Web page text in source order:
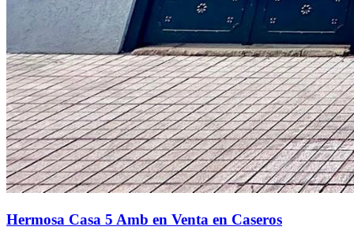
Hermosa Casa 5 Amb en Venta en Caseros